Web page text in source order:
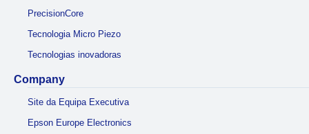
PrecisionCore
Tecnologia Micro Piezo
Tecnologias inovadoras
Company
Site da Equipa Executiva
Epson Europe Electronics